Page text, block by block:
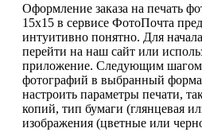
Оформление заказа на печать
15х15 в сервисе ФотоПочта
интуитивно понятно. Для
перейти на наш сайт или
приложение. Следующим шагом
фотографий в выбранный
настроить параметры печати,
копий, тип бумаги (глянцевая
изображения (цветные или